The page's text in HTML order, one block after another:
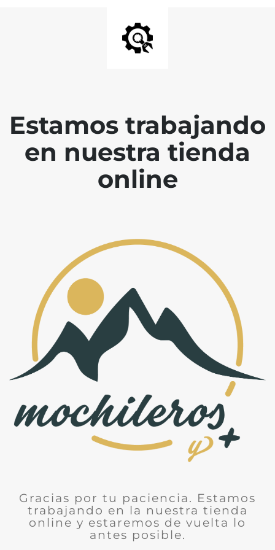
Estamos trabajando
en nuestra tienda
online
Gracias por tu paciencia. Estamos
trabajando en la nuestra tienda
online y estaremos de vuelta lo
antes posible.